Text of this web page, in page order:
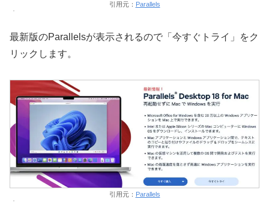
引用元： Parallels
最新版のParallelsが表示されるので「今すぐトライ」をク
リックします。
引用元： Parallels